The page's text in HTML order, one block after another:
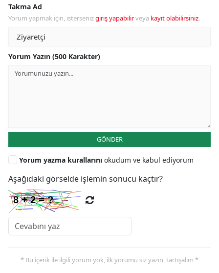
Takma Ad
Yorum yapmak için, istersenizgiriş yapabilirveya kayıt olabilirsiniz.
Yorum Yazın (500 Karakter)
GÖNDER
Yorum yazma kurallarını okudum ve kabul ediyorum
Aşağıdaki görselde işlemin sonucu kaçtır?
* Bu içerik ile ilgili yorum yok, ilk yorumu siz yazın, tartışalım *